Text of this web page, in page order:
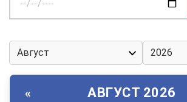
дату:
« АВГУСТ 2026